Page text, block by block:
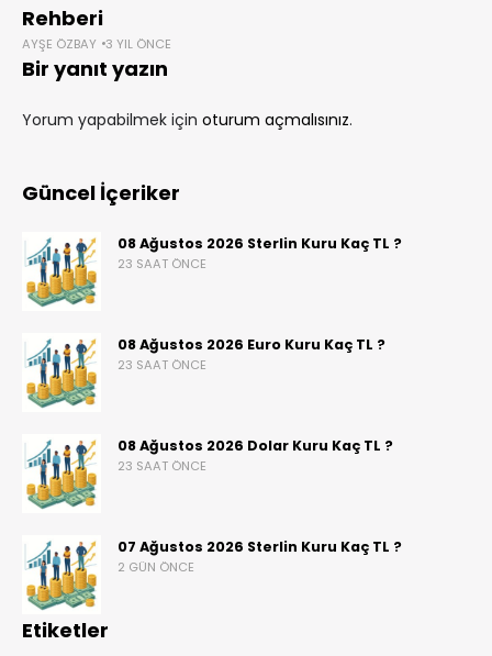
Rehberi
AYŞE ÖZBAY 3 YIL ÖNCE
Bir yanıt yazın
Yorum yapabilmek için oturum açmalısınız.
Güncel İçeriker
08 Ağustos 2026 Sterlin Kuru Kaç TL ?
23 SAAT ÖNCE
08 Ağustos 2026 Euro Kuru Kaç TL ?
23 SAAT ÖNCE
08 Ağustos 2026 Dolar Kuru Kaç TL ?
23 SAAT ÖNCE
07 Ağustos 2026 Sterlin Kuru Kaç TL ?
2 GÜN ÖNCE
Etiketler